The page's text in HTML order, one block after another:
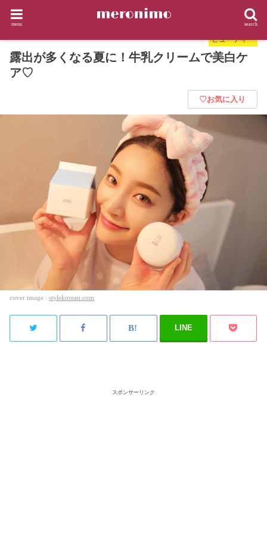
search
menu
HOME 露出が多くなる夏に！牛乳クリームで美白ケア♡
ビューティー
露出が多くなる夏に！牛乳クリームで美白ケ
ア♡
♡お気に入り
cover image :stylekorean.com
LINE
スポンサーリンク